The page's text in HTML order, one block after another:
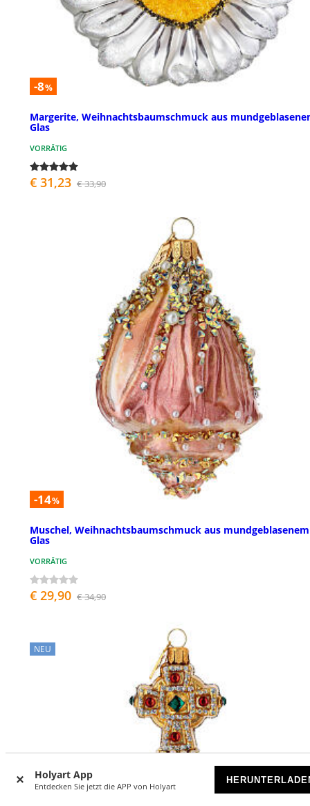
Holyart App
Entdecken Sie jetzt die APP von Holyart
-8%
Margerite, Weihnachtsbaumschmuck aus
Glas
VORRÄTIG
€ 31,23 € 33,90
-14%
Muschel, Weihnachtsbaumschmuck aus mundgeblasenem
Glas
VORRÄTIG
€ 29,90 € 34,90
NEU